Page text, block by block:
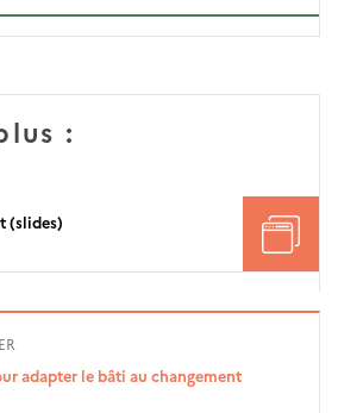
:
(slides)
adapter le bâti au changement